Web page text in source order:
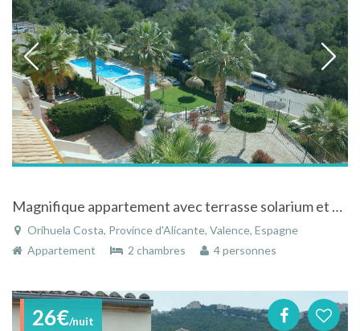
Magnifique appartement avec terrasse solarium et superbe piscine Orihuela Costa
Orihuela Costa, Province d'Alicante, Valence, Espagne
Appartement
2 chambres 4 personnes
26€/nuit